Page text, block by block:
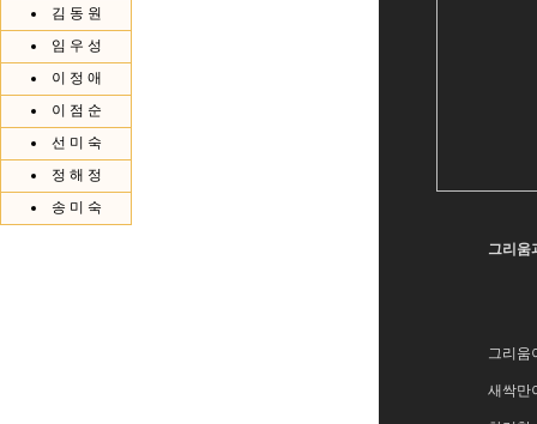
김 동 원
임 우 성
이 정 애
이 점 순
선 미 숙
정 해 정
송 미 숙
그리움
그리
새싹만